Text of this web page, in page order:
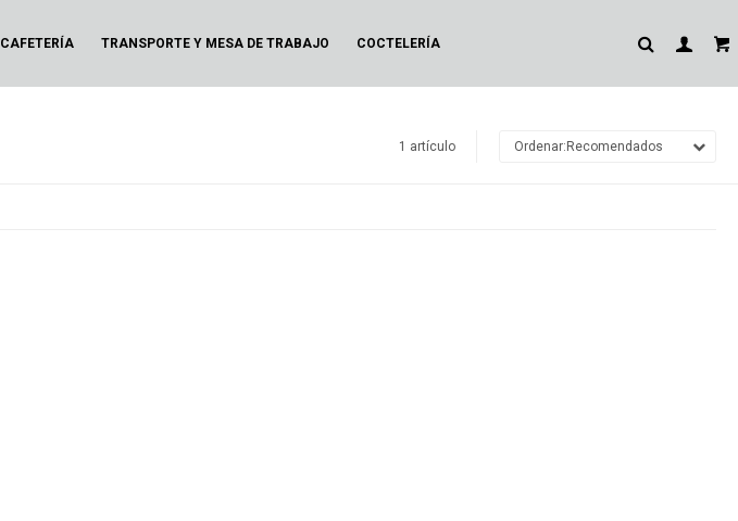
CAFETERÍA TRANSPORTE Y MESA DE TRABAJO COCTELERÍA
1 artículo Recomendados